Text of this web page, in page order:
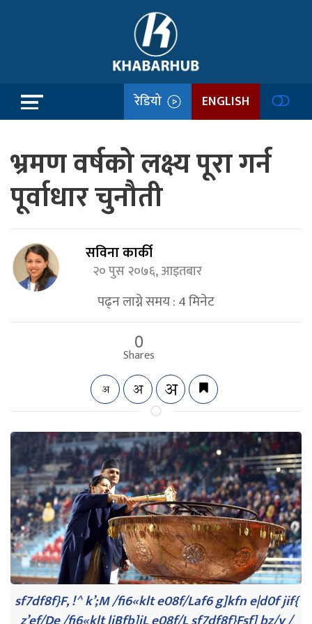
रेडियो ENGLISH
भ्रमण वर्षको लक्ष्य पूरा गर्न
पूर्वाधार चुनौती
सविना कार्की
२० पुस २०७६, आइतबार
पढ्न लाग्ने समय :4मिनेट
0
Shares
sf7df8f}F, !^ k’;M /fi6«klt e08f/Laf6 g]kfn e|d0f jif{